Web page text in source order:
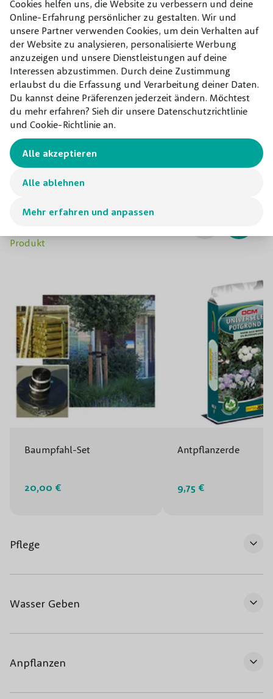
Cookies helfen uns, die Website zu verbessern und deine
Online-Erfahrung persönlicher zu gestalten. Wir und
unsere Partner verwenden Cookies, um dein Verhalten auf
der Website zu analysieren, personalisierte Werbung
anzuzeigen und unsere Dienstleistungen auf deine
Interessen abzustimmen. Durch deine Zustimmung
erlaubst du die Erfassung und Verarbeitung deiner Daten.
Du kannst deine Präferenzen jederzeit ändern. Möchtest
du mehr erfahren? Sieh dir unsere Datenschutzrichtlinie
und Cookie-Richtlinie an.
Mehr erfahren und anpassen
Alle ablehnen
Alle akzeptieren
hoch werden. Sie können die Größe des Baumes bis zu
einem gewissen Grad bestimmen, indem Sie die Weide ab
und zu zurückschneiden. Die Trauerweide wächst
problemlos und kann sehr alt werden. Die Trauerweide
steht gerne in der Sonne oder im Halbschatten und
braucht etwas Platz um sich herum. Die Trauerweide fühlt
sich in jedem Boden zu Hause. Die Hängeweide ist nicht
immergrün, aber sie ist winterhart. Neben der Trauerweide
finden Sie in unserer Baumschule auch die Kopfweide, die
Ölweide oder die schöne Harlekinweide.
Verwendung Wei, großer Garten
Topf/Wurzelbal/kahler
Wurzel
Topf/Wurzelbal
Kombinieren mit
Produkt
Baumpfahl-Set
20,00 €
Antpflanzerde
9,75 €
Pflege
Wasser Geben
Anpflanzen